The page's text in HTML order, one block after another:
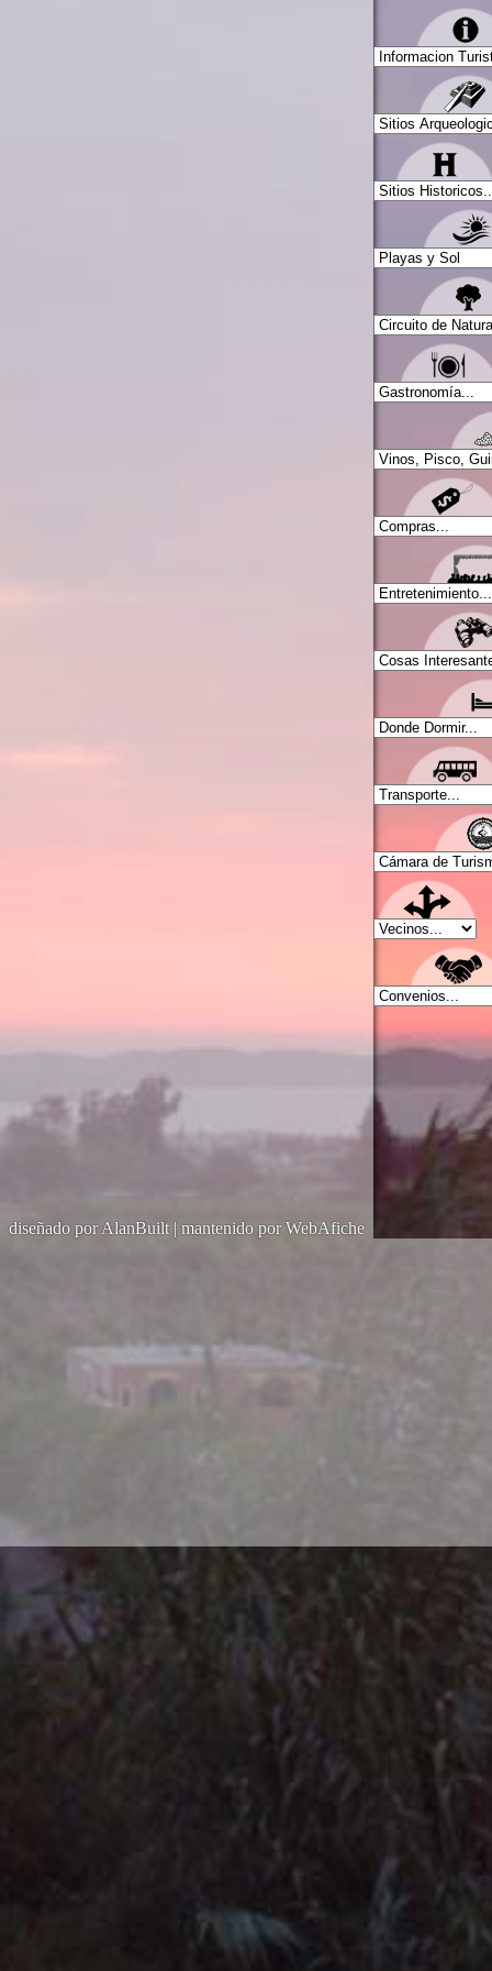
diseñado por AlanBuilt | mantenido por WebAfiche